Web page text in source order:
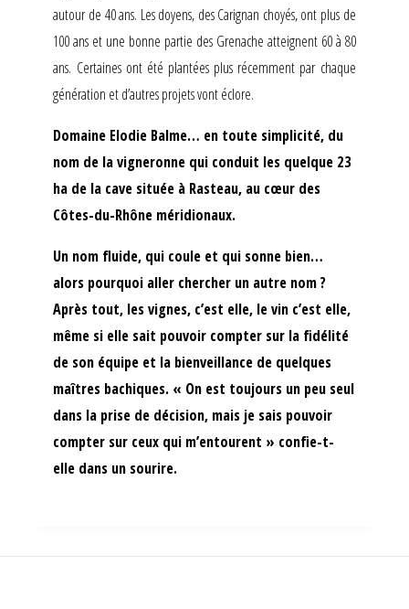
autour de 40 ans. Les doyens, des Carignan choyés, ont plus de
100 ans et une bonne partie des Grenache atteignent 60 à 80
ans. Certaines ont été plantées plus récemment par chaque
génération et d’autres projets vont éclore.
Domaine Elodie Balme… en toute simplicité, du
nom de la vigneronne qui conduit les quelque 23
ha de la cave située à Rasteau, au cœur des
Côtes-du-Rhône méridionaux.
Un nom fluide, qui coule et qui sonne bien…
alors pourquoi aller chercher un autre nom ?
Après tout, les vignes, c’est elle, le vin c’est elle,
même si elle sait pouvoir compter sur la fidélité
de son équipe et la bienveillance de quelques
maîtres bachiques. « On est toujours un peu seul
dans la prise de décision, mais je sais pouvoir
compter sur ceux qui m’entourent » confie-t-
elle dans un sourire.